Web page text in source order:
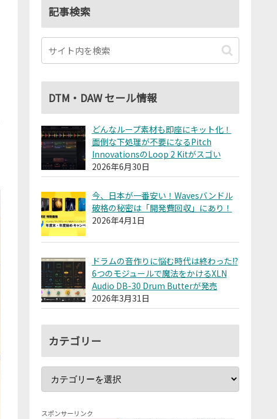
記事検索
DTM・DAW セール情報
どんなループ素材も即座にキット化！
面倒な下処理が不要になるPitch
InnovationsのLoop 2 Kitがスゴい
2026年6月30日
今、日本が一番安い！Wavesバンドル
破格の秘密は「開発費回収」にあり！
2026年4月1日
ドラムの音作りに悩む時代は終わった!?
6つのモジュールで魔法をかけるXLN
Audio DB-30 Drum Butterが発売
2026年3月31日
カテゴリー
スポンサーリンク